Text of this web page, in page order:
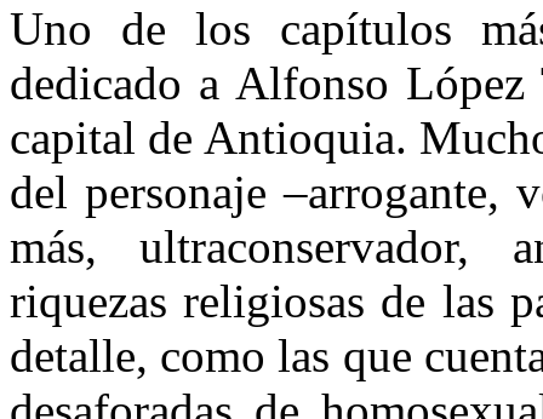
Uno de los capítulos
dedicado a Alfonso
capital de Antioquia.
del personaje –arrogante,
más, ultraconservador,
riquezas religiosas de las
detalle, como las que